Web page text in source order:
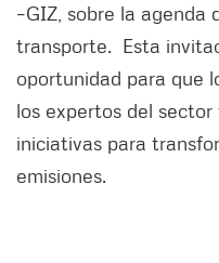
–GIZ, sobre la agenda
transporte. Esta
oportunidad para que
los expertos del
iniciativas para
emisiones.